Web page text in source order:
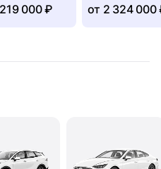
000 ₽
от 2 324 000